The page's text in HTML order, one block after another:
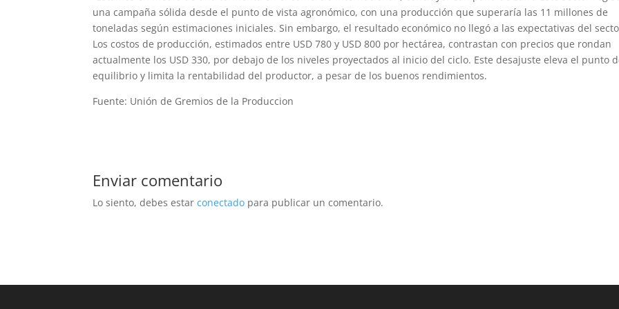
una campaña sólida desde el punto de vista agronómico, con una producción que superaría las 11 millones de
toneladas según estimaciones iniciales. Sin embargo, el resultado económico no llegó a las expectativas del
Los costos de producción, estimados entre USD 780 y USD 800 por hectárea, contrastan con precios que rondan
actualmente los USD 330, por debajo de los niveles proyectados al inicio del ciclo. Este desajuste eleva el punto
equilibrio y limita la rentabilidad del productor, a pesar de los buenos rendimientos.
Fuente: Unión de Gremios de la Produccion
Enviar comentario
Lo siento, debes estarconectado para publicar un comentario.